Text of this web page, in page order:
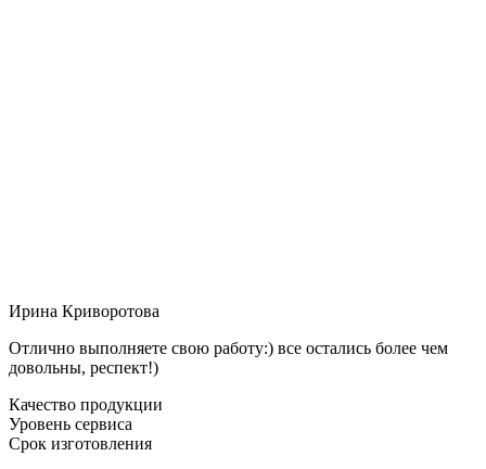
Ирина Криворотова
Отлично выполняете свою работу:) все остались более чем
довольны, респект!)
Качество продукции
Уровень сервиса
Срок изготовления